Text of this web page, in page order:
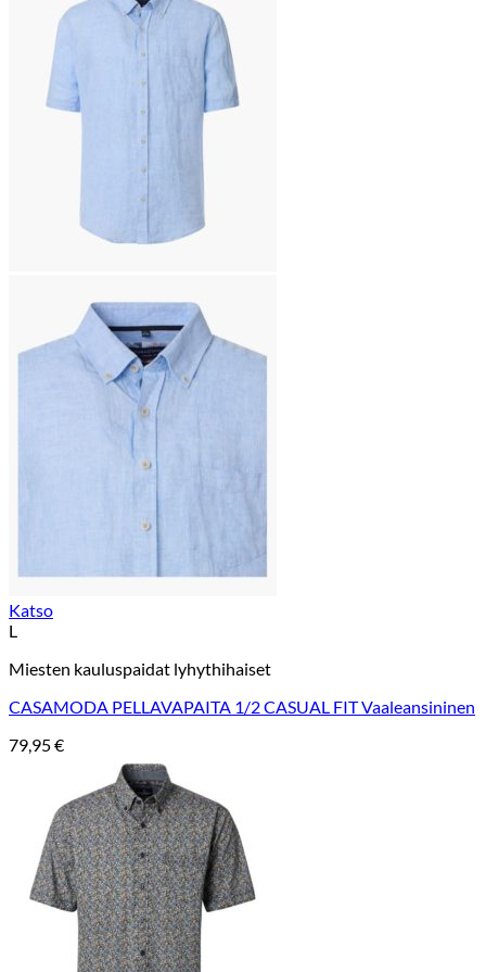
Katso
L
Miesten kauluspaidat lyhythihaiset
CASAMODA PELLAVAPAITA 1/2 CASUAL FIT Vaaleansininen
79,95€